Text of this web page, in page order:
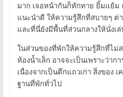
มาก เจอหน้ากันก็ทักทาย ยิ้มแย้ม
แนะนำดี ให้ความรู้สึกที่สบายๆ ต่
และที่นี่ยังมีพื้นที่ส่วนกลางให้นั่งเล่
ในส่วนของที่พักให้ความรู้สึกที่ไม่
ห้องน้ำเล็ก อาจจะเป็นเพราะว่าก
เนื่องจากเป็นตึกแถวเก่า สิ่งของ
ฐานที่พักทั่วไป